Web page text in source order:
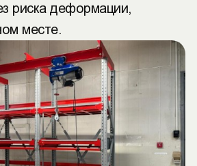
риска деформации,
месте.